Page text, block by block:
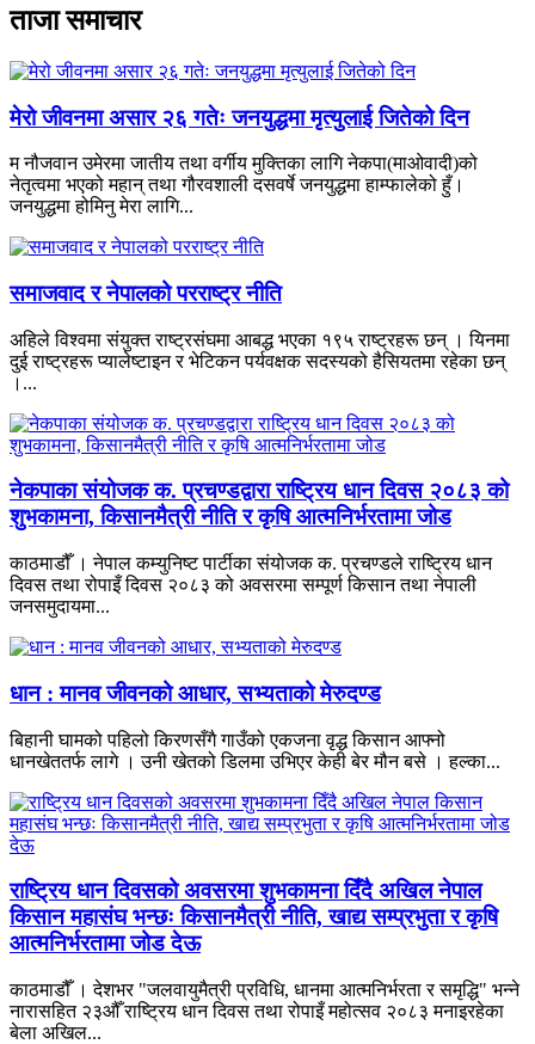
ताजा समाचार
मेरो जीवनमा असार २६ गतेः जनयुद्धमा मृत्युलाई जितेको दिन
म नौजवान उमेरमा जातीय तथा वर्गीय मुक्तिका लागि नेकपा(माओवादी)को
नेतृत्वमा भएको महान् तथा गौरवशाली दसवर्षे जनयुद्धमा हाम्फालेको हुँ।
जनयुद्धमा होमिनु मेरा लागि...
समाजवाद र नेपालको परराष्ट्र नीति
अहिले विश्वमा संयुक्त राष्ट्रसंघमा आबद्ध भएका १९५ राष्ट्रहरू छन् । यिनमा
दुई राष्ट्रहरू प्यालेष्टाइन र भेटिकन पर्यवक्षक सदस्यको हैसियतमा रहेका छन्
।...
नेकपाका संयोजक क. प्रचण्डद्वारा राष्ट्रिय धान दिवस २०८३ को
शुभकामना, किसानमैत्री नीति र कृषि आत्मनिर्भरतामा जोड
काठमाडौँ । नेपाल कम्युनिष्ट पार्टीका संयोजक क. प्रचण्डले राष्ट्रिय धान
दिवस तथा रोपाइँ दिवस २०८३ को अवसरमा सम्पूर्ण किसान तथा नेपाली
जनसमुदायमा...
धान : मानव जीवनको आधार, सभ्यताको मेरुदण्ड
बिहानी घामको पहिलो किरणसँगै गाउँको एकजना वृद्ध किसान आफ्नो
धानखेततर्फ लागे । उनी खेतको डिलमा उभिएर केही बेर मौन बसे । हल्का...
राष्ट्रिय धान दिवसको अवसरमा शुभकामना दिँदै अखिल नेपाल
किसान महासंघ भन्छः किसानमैत्री नीति, खाद्य सम्प्रभुता र कृषि
आत्मनिर्भरतामा जोड देऊ
काठमाडौँ । देशभर "जलवायुमैत्री प्रविधि, धानमा आत्मनिर्भरता र समृद्धि" भन्ने
नारासहित २३औँ राष्ट्रिय धान दिवस तथा रोपाइँ महोत्सव २०८३ मनाइरहेका
बेला अखिल...